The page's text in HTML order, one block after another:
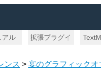
アル
拡張プラグイ
ンス > 宴のグラフィックオ